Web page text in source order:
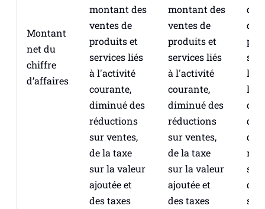
Montant
net du
chiffre
d’affaires
montant des
ventes de
produits et
services liés
à l'activité
courante,
diminué des
réductions
sur ventes,
de la taxe
sur la valeur
ajoutée et
des taxes
montant des
ventes de
produits et
services liés
à l'activité
courante,
diminué des
réductions
sur ventes,
de la taxe
sur la valeur
ajoutée et
des taxes
des
de
liés
des
sur
de
sur